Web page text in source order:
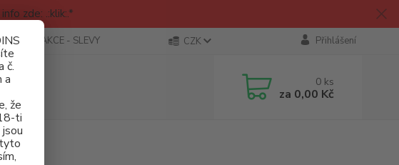
zde: .:klik:.*
č.
a
že
ti
AKCE - SLEVY CZK Přihlášení
0 ks
za 0,00 Kč